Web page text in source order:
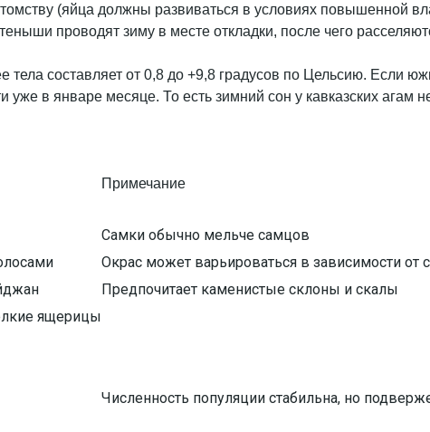
(яйца должны развиваться в условиях повышенной
проводят зиму в месте откладки, после чего
составляет от 0,8 до +9,8 градусов по Цельсию. Если
в январе месяце. То есть зимний сон у кавказских агам
Примечание
Самки обычно мельче самцов
Окрас может варьироваться в зависимости от
Предпочитает каменистые склоны и скалы
ящерицы
Численность популяции стабильна, но